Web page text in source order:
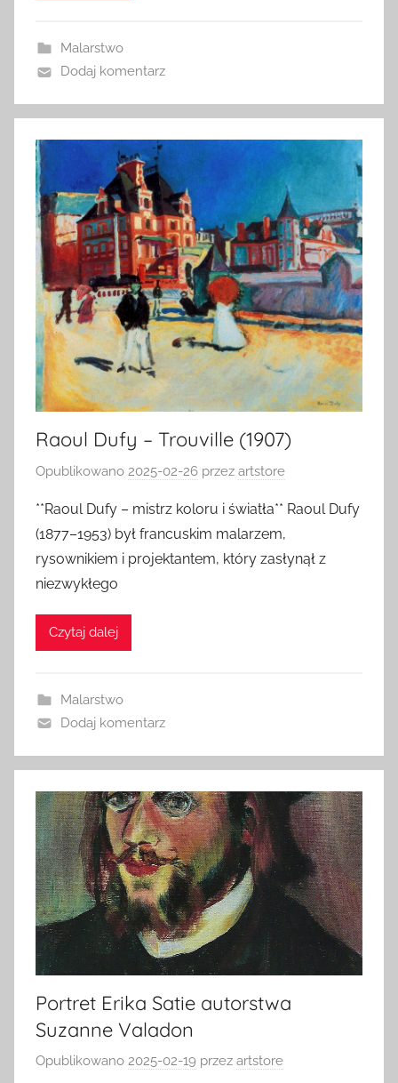
Malarstwo
Dodaj komentarz
Raoul Dufy – Trouville (1907)
Opublikowano 2025-02-26 przez artstore
**Raoul Dufy – mistrz koloru i światła** Raoul Dufy
(1877–1953) był francuskim malarzem,
rysownikiem i projektantem, który zasłynął z
niezwykłego
Czytaj dalej
Malarstwo
Dodaj komentarz
Portret Erika Satie autorstwa
Suzanne Valadon
Opublikowano 2025-02-19 przez artstore